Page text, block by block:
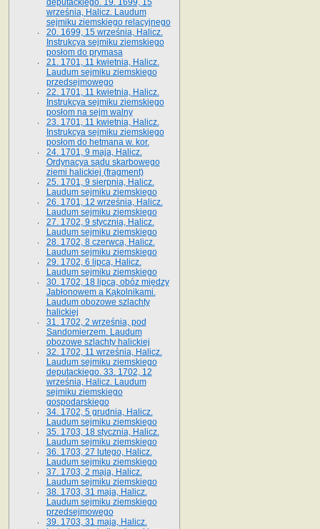
deputackiego. 19. 1699, 15
września, Halicz. Laudum
sejmiku ziemskiego relacyjnego
20. 1699, 15 września, Halicz.
Instrukcya sejmiku ziemskiego
posłom do prymasa
21. 1701, 11 kwietnia, Halicz.
Laudum sejmiku ziemskiego
przedsejmowego
22. 1701, 11 kwietnia, Halicz.
Instrukcya sejmiku ziemskiego
posłom na sejm walny
23. 1701, 11 kwietnia, Halicz.
Instrukcya sejmiku ziemskiego
posłom do hetmana w. kor.
24. 1701, 9 maja, Halicz.
Ordynacya sądu skarbowego
ziemi halickiej (fragment)
25. 1701, 9 sierpnia, Halicz.
Laudum sejmiku ziemskiego
26. 1701, 12 września, Halicz.
Laudum sejmiku ziemskiego
27. 1702, 9 stycznia, Halicz.
Laudum sejmiku ziemskiego
28. 1702, 8 czerwca, Halicz.
Laudum sejmiku ziemskiego
29. 1702, 6 lipca, Halicz.
Laudum sejmiku ziemskiego
30. 1702, 18 lipca, obóz między
Jabłonowem a Kąkolnikami.
Laudum obozowe szlachty
halickiej
31. 1702, 2 września, pod
Sandomierzem. Laudum
obozowe szlachty halickiej
32. 1702, 11 września, Halicz.
Laudum sejmiku ziemskiego
deputackiego. 33. 1702, 12
września, Halicz. Laudum
sejmiku ziemskiego
gospodarskiego
34. 1702, 5 grudnia, Halicz.
Laudum sejmiku ziemskiego
35. 1703, 18 stycznia, Halicz.
Laudum sejmiku ziemskiego
36. 1703, 27 lutego, Halicz.
Laudum sejmiku ziemskiego
37. 1703, 2 maja, Halicz.
Laudum sejmiku ziemskiego
38. 1703, 31 maja, Halicz.
Laudum sejmiku ziemskiego
przedsejmowego
39. 1703, 31 maja, Halicz.